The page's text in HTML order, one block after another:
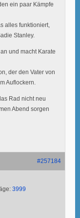
ein paar Kämpfe
alles funktioniert,
Stanley.
und macht Karate
der den Vater von
Auflockern.
Rad nicht neu
Abend sorgen
#257184
3999